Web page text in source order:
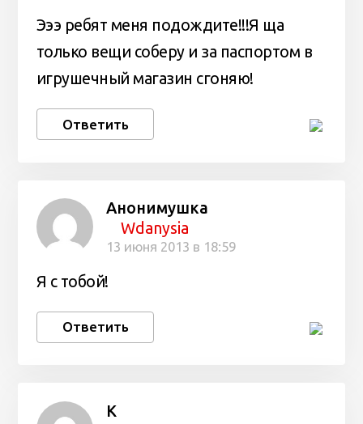
Эээ ребят меня подождите!!!Я ща
только вещи соберу и за паспортом в
игрушечный магазин сгоняю!
Ответить
Анонимушка
Wdanysia
13 июня 2013 в 18:59
Я с тобой!
Ответить
К